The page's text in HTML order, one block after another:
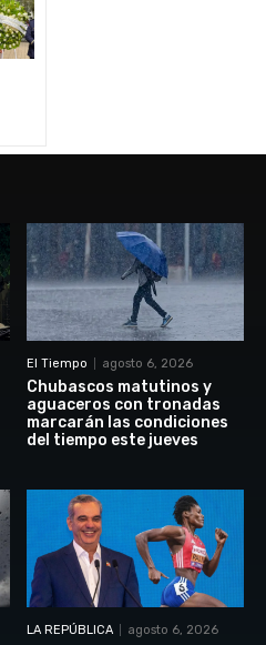
El Tiempo agosto 6, 2026
Chubascos matutinos y
aguaceros con tronadas
marcarán las condiciones
del tiempo este jueves
LA REPÚBLICA agosto 6, 2026